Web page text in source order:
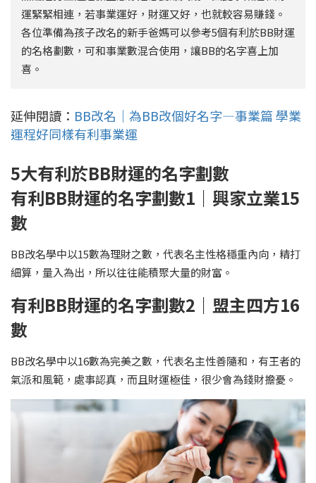
運緊緊相連，若事業運好，財運又好，也就較容易賺錢。
各位準備為孩子改名的新手爸媽可以參考5個有利於BB財運
的名格劃數，可和事業數混合使用，讓BB的名字喜上加
喜。
延伸閱讀： BB改名｜為BB改個好名字—事業篇 學業
運程好同樣有利事業運
5大有利於BB財運的名字劃數
有利BB財運的名字劃數1｜興家立業15
數
BB改名學中以15數為理財之數，代表名主性格穩重內向，精打
細算，量入為出，所以往往能積聚大量的財富。
有利BB財運的名字劃數2｜盟主四方16
數
BB改名學中以16數為完美之數，代表名主性善隨和，有王者的
氣派和風範，處事認真，而且財運極佳，很少會為錢財擔憂。